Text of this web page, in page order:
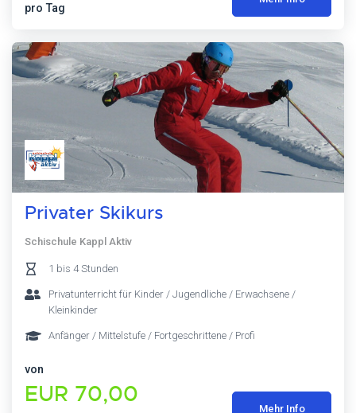
pro Tag
Privater Skikurs
Schischule Kappl Aktiv
1 bis 4 Stunden
Privatunterricht für Kinder / Jugendliche / Erwachsene /
Kleinkinder
Anfänger / Mittelstufe / Fortgeschrittene / Profi
von
EUR 70,00
Mehr Info